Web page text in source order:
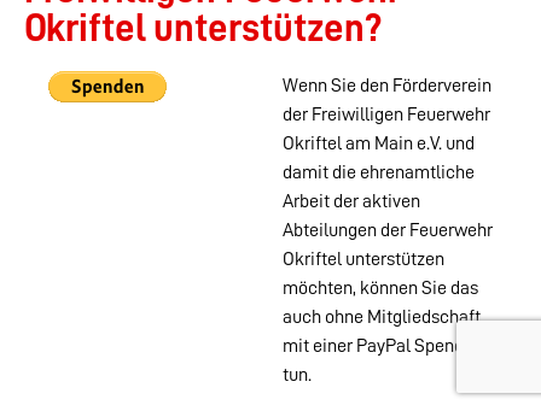
Okriftel unterstützen?
Wenn Sie den Förderverein
der Freiwilligen Feuerwehr
Okriftel am Main e.V. und
damit die ehrenamtliche
Arbeit der aktiven
Abteilungen der Feuerwehr
Okriftel unterstützen
möchten, können Sie das
auch ohne Mitgliedschaft
mit einer PayPal Spende
tun.